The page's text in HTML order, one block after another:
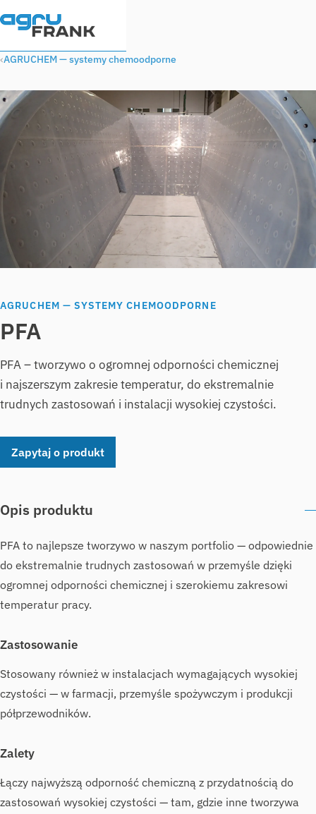
AGRUCHEM — systemy chemoodporne
AGRUCHEM — SYSTEMY CHEMOODPORNE
PFA
PFA – tworzywo o ogromnej odporności chemicznej
i najszerszym zakresie temperatur, do ekstremalnie
trudnych zastosowań i instalacji wysokiej czystości.
Zapytaj o produkt
Opis produktu
PFA to najlepsze tworzywo w naszym portfolio — odpowiednie
do ekstremalnie trudnych zastosowań w przemyśle dzięki
ogromnej odporności chemicznej i szerokiemu zakresowi
temperatur pracy.
Zastosowanie
Stosowany również w instalacjach wymagających wysokiej
czystości — w farmacji, przemyśle spożywczym i produkcji
półprzewodników.
Zalety
Łączy najwyższą odporność chemiczną z przydatnością do
zastosowań wysokiej czystości — tam, gdzie inne tworzywa